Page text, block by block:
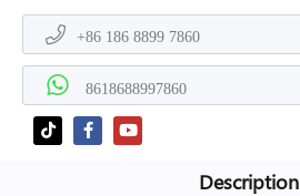
+86 186 8899 7860
8618688997860
Description